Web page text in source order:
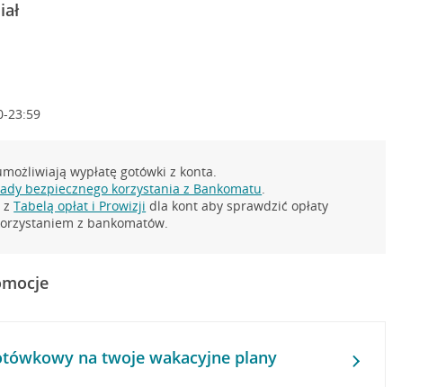
23:59
wypłatę gotówki z konta.
bezpiecznego korzystania z Bankomatu.
zTabelą opłat i Prowizji dla kont aby sprawdzić opłaty
z bankomatów.
na twoje wakacyjne plany